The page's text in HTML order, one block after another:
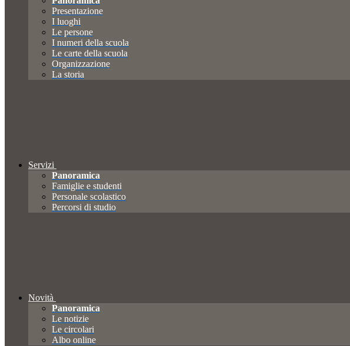
Presentazione
I luoghi
Le persone
I numeri della scuola
Le carte della scuola
Organizzazione
La storia
Servizi
Panoramica
Famiglie e studenti
Personale scolastico
Percorsi di studio
Novità
Panoramica
Le notizie
Le circolari
Albo online